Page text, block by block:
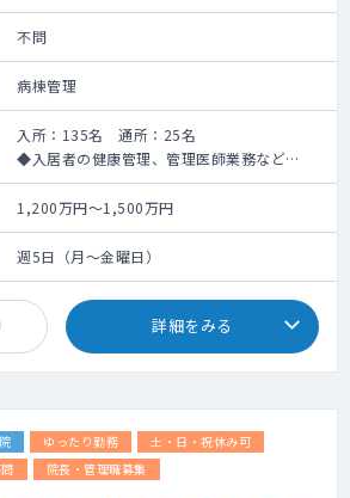
不問
病棟管理
入所：135名 通所：25名
◆入居者の健康管理、管理医師業務など
※能登半島地震の復興支援をご依頼する場合
がございます。
1,200万円～1,500万円
週5日（月～金曜日）
詳細をみる
ゆったり勤務
土・日・祝休み可
院長・管理職募集